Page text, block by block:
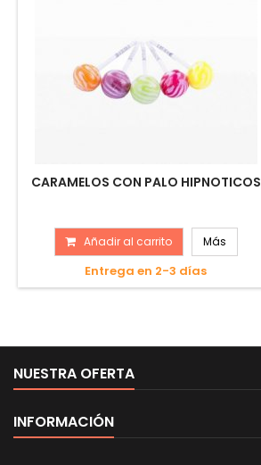
CARAMELOS CON PALO HIPNOTICOS
Añadir al carrito Más
Entrega en 2-3 días
NUESTRA OFERTA
INFORMACIÓN